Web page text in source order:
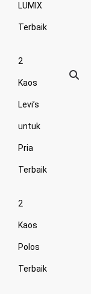
LUMIX
Terbaik
2
Kaos
Levi’s
untuk
Pria
Terbaik
2
Kaos
Polos
Terbaik